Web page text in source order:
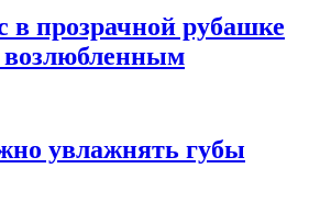
в прозрачной рубашке
возлюбленным
увлажнять губы